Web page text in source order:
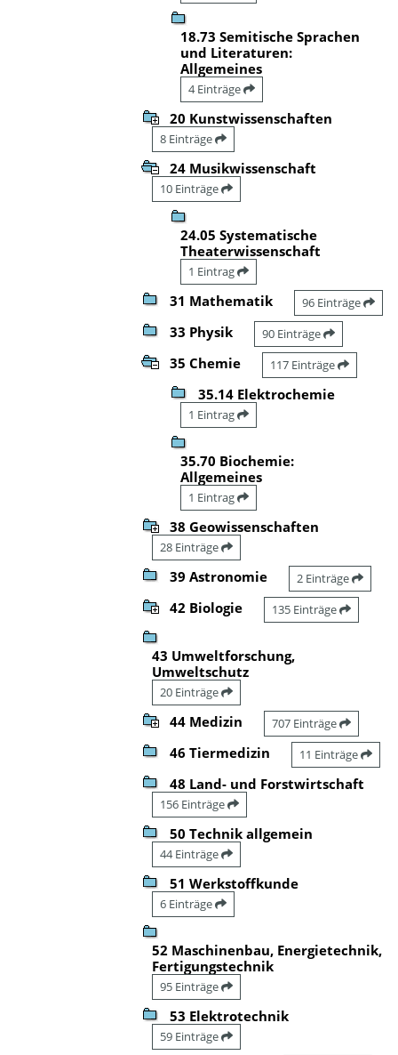
18.73 Semitische Sprachen
und Literaturen:
Allgemeines
4 Einträge
20 Kunstwissenschaften
8 Einträge
24 Musikwissenschaft
10 Einträge
24.05 Systematische
Theaterwissenschaft
1 Eintrag
31 Mathematik 96 Einträge
33 Physik 90 Einträge
35 Chemie 117 Einträge
35.14 Elektrochemie
1 Eintrag
35.70 Biochemie:
Allgemeines
1 Eintrag
38 Geowissenschaften
28 Einträge
39 Astronomie 2 Einträge
42 Biologie 135 Einträge
43 Umweltforschung,
Umweltschutz
20 Einträge
44 Medizin 707 Einträge
46 Tiermedizin 11 Einträge
48 Land- und Forstwirtschaft
156 Einträge
50 Technik allgemein
44 Einträge
51 Werkstoffkunde
6 Einträge
52 Maschinenbau, Energietechnik,
Fertigungstechnik
95 Einträge
53 Elektrotechnik
59 Einträge